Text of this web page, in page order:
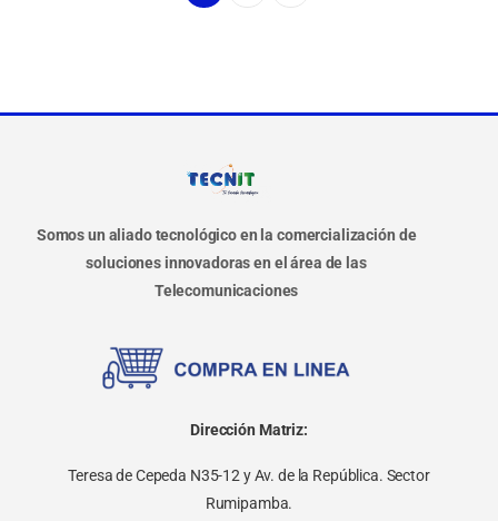
Somos un aliado tecnológico en la comercialización de
soluciones innovadoras en el área de las
Telecomunicaciones
Dirección Matriz:
Teresa de Cepeda N35-12 y Av. de la República. Sector
Rumipamba.